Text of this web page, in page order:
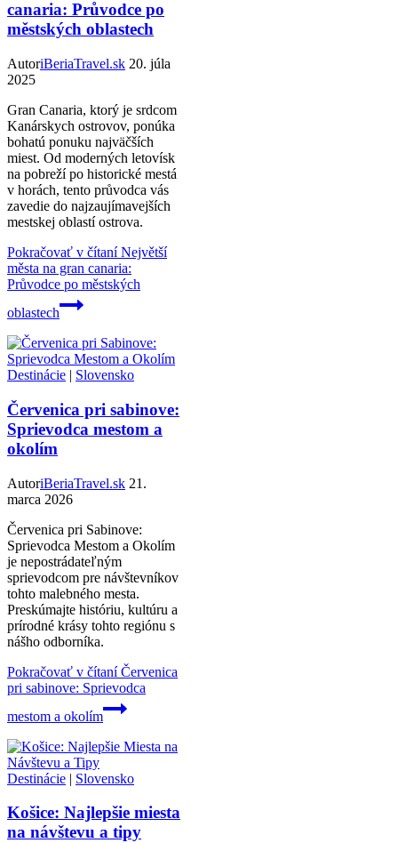
canaria: Průvodce po
městských oblastech
AutoriBeriaTravel.sk 20. júla
2025
Gran Canaria, ktorý je srdcom
Kanárskych ostrovov, ponúka
bohatú ponuku najväčších
miest. Od moderných letovísk
na pobreží po historické mestá
v horách, tento průvodca vás
zavedie do najzaujímavejších
mestskej oblastí ostrova.
Pokračovať v čítaníNejvětší
města na gran canaria:
Průvodce po městských
oblastech
Destinácie | Slovensko
Červenica pri sabinove:
Sprievodca mestom a
okolím
AutoriBeriaTravel.sk 21.
marca 2026
Červenica pri Sabinove:
Sprievodca Mestom a Okolím
je nepostrádateľným
sprievodcom pre návštevníkov
tohto malebného mesta.
Preskúmajte históriu, kultúru a
prírodné krásy tohto regiónu s
nášho odborníka.
Pokračovať v čítaníČervenica
pri sabinove: Sprievodca
mestom a okolím
Destinácie | Slovensko
Košice: Najlepšie miesta
na návštevu a tipy